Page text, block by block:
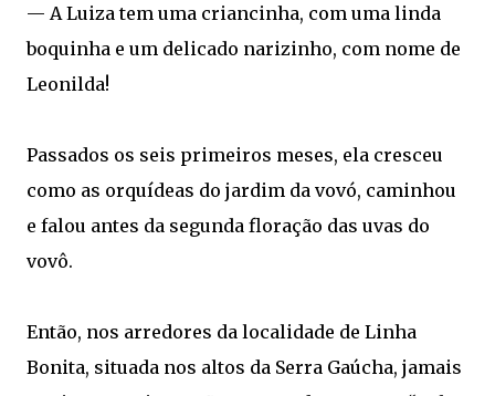
— A Luiza tem uma criancinha, com uma linda
boquinha e um delicado narizinho, com nome de
Leonilda!
Passados os seis primeiros meses, ela cresceu
como as orquídeas do jardim da vovó, caminhou
e falou antes da segunda floração das uvas do
vovô.
Então, nos arredores da localidade de Linha
Bonita, situada nos altos da Serra Gaúcha, jamais